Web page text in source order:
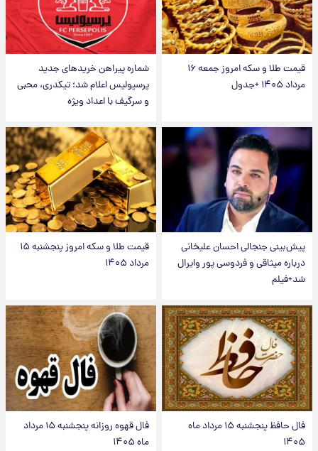
قیمت طلا و سکه امروز جمعه ۱۶
مرداد ۱۴۰۵ +جدول
شماره پیراهن خریدهای جدید
پرسپولیس اعلام شد؛ تیکدری، محبی
و سرگیف با اعداد ویژه
پیش‌بینی جنجالی احسان علیخانی
درباره میثاقی و فردوسی پور وایرال
شد+فیلم
قیمت طلا و سکه امروز پنجشنبه ۱۵
مرداد ۱۴۰۵
فال حافظ پنجشنبه ۱۵ مرداد ماه
۱۴۰۵
فال قهوه روزانه پنجشنبه ۱۵ مرداد
ماه ۱۴۰۵